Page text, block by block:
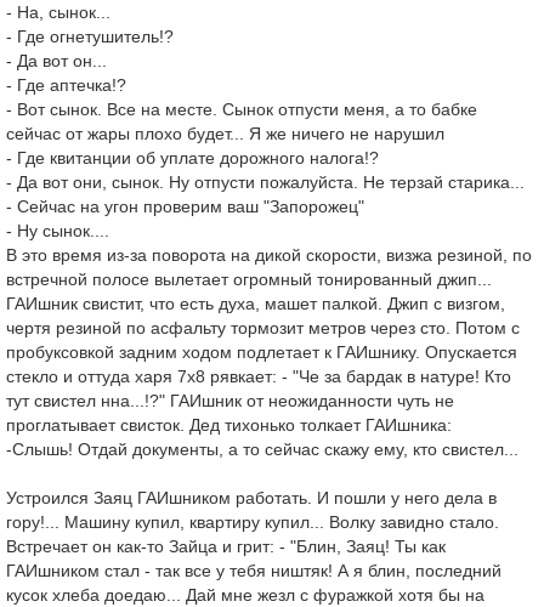
- На, сынок...
- Где огнетушитель!?
- Да вот он...
- Где аптечка!?
- Вот сынок. Все на месте. Сынок отпусти меня, а то бабке
сейчас от жары плохо будет... Я же ничего не нарушил
- Где квитанции об уплате дорожного налога!?
- Да вот они, сынок. Ну отпусти пожалуйста. Не терзай старика...
- Сейчас на угон проверим ваш "Запорожец"
- Ну сынок....
В это время из-за поворота на дикой скорости, визжа резиной, по
встречной полосе вылетает огромный тонированный джип...
ГАИшник свистит, что есть духа, машет палкой. Джип с визгом,
чертя резиной по асфальту тормозит метров через сто. Потом с
пробуксовкой задним ходом подлетает к ГАИшнику. Опускается
стекло и оттуда харя 7х8 рявкает: - "Че за бардак в натуре! Кто
тут свистел нна...!?" ГАИшник от неожиданности чуть не
проглатывает свисток. Дед тихонько толкает ГАИшника:
-Слышь! Отдай документы, а то сейчас скажу ему, кто свистел...
Устроился Заяц ГАИшником работать. И пошли у него дела в
гору!... Машину купил, квартиру купил... Волку завидно стало.
Встречает он как-то Зайца и грит: - "Блин, Заяц! Ты как
ГАИшником стал - так все у тебя ништяк! А я блин, последний
кусок хлеба доедаю... Дай мне жезл с фуражкой хотя бы на